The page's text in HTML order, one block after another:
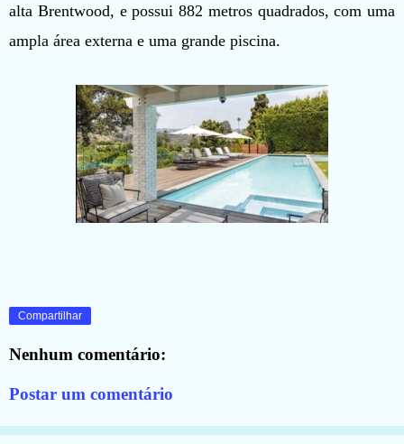
alta Brentwood, e possui 882 metros quadrados, com uma
ampla área externa e uma grande piscina.
Compartilhar
Nenhum comentário:
Postar um comentário